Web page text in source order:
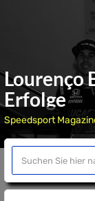
Lourenço
Erfolge
Speedsport